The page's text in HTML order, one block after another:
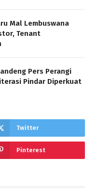
Mal Lembuswana
Tenant
Pers Perangi
Pindar Diperkuat
Twitter
Pinterest